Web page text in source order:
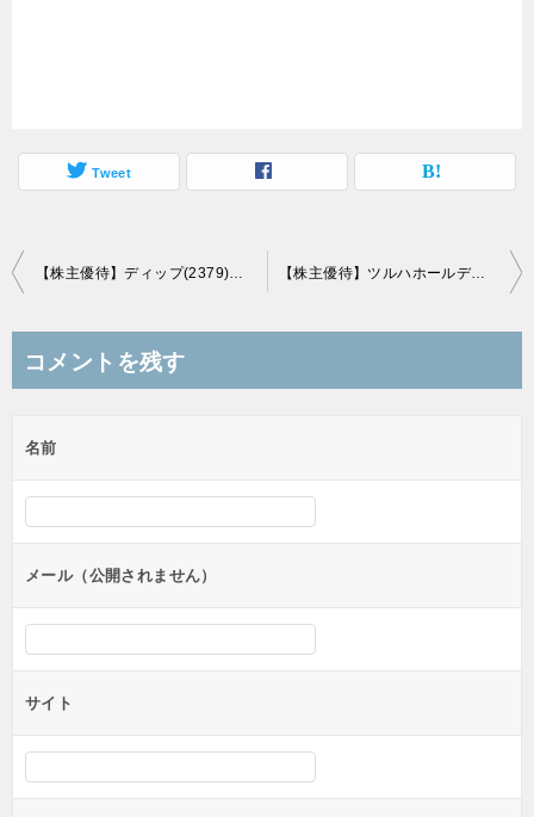
Tweet
投
ビ
ー
シ
ン
【株主優待】ディップ(2379)の優待到着！大谷翔平柄のオリジナルQUOカード！ 【株主優待】ツルハホールディングス(3391)の優待到着！5,000円分の株主優待券！
コメントを残す
名前
メール（公開されません）
サイト